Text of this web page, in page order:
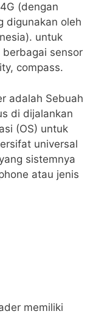
(dengan
digunakan oleh
untuk
berbagai sensor
compass.
adalah Sebuah
di dijalankan
(OS) untuk
universal
sistemnya
atau jenis
memiliki